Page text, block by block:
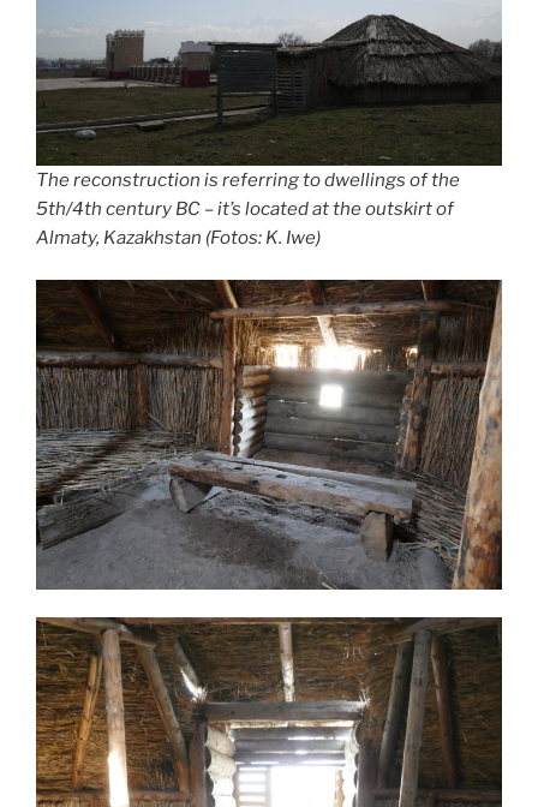
The reconstruction is referring to dwellings of the
5th/4th century BC – it’s located at the outskirt of
Almaty, Kazakhstan (Fotos: K. Iwe)